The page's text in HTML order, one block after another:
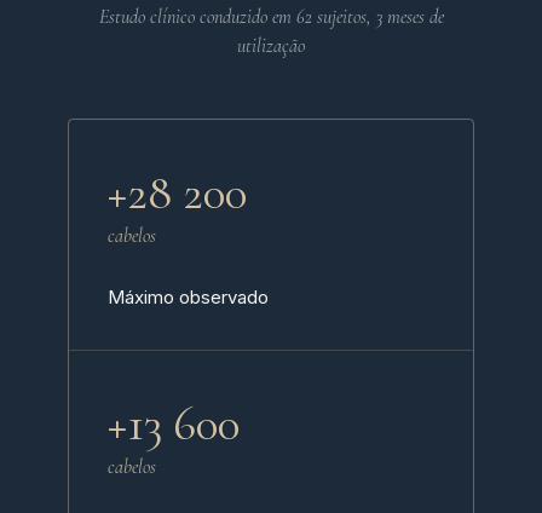
Estudo clínico conduzido em 62 sujeitos, 3 meses de
utilização
+28 200
cabelos
Máximo observado
+13 600
cabelos